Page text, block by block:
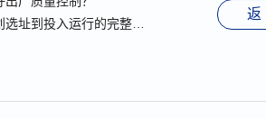
到投入运行的完整流程
返